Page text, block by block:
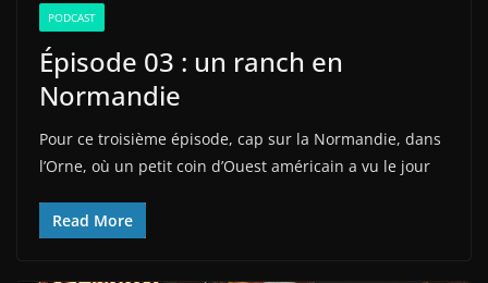
PODCAST
Épisode 03 : un ranch en
Normandie
Pour ce troisième épisode, cap sur la Normandie, dans
l’Orne, où un petit coin d’Ouest américain a vu le jour
Read More